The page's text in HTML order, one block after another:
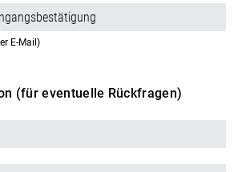
E-Mail)
(für eventuelle Rückfragen)